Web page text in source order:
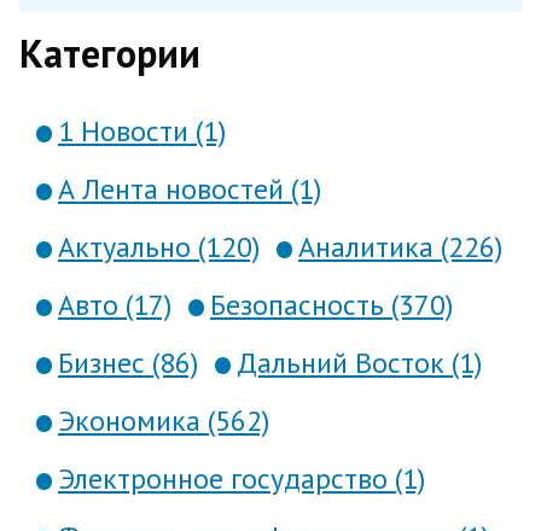
Категории
1 Новости (1)
А Лента новостей (1)
Актуально (120)
Аналитика (226)
Авто (17)
Безопасность (370)
Бизнес (86)
Дальний Восток (1)
Экономика (562)
Электронное государство (1)